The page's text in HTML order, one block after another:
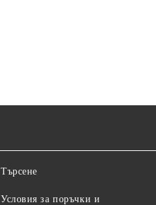
Търсене
Условия за поръчки и